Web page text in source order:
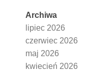
Archiwa
lipiec 2026
czerwiec 2026
maj 2026
kwiecień 2026